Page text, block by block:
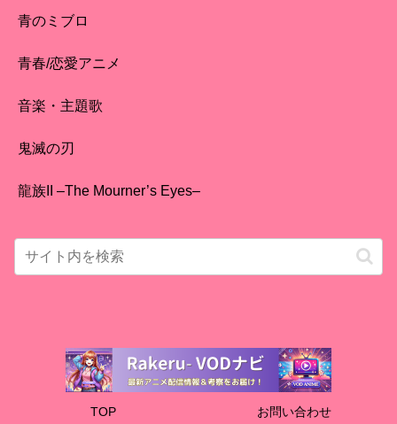
青のミブロ
青春/恋愛アニメ
音楽・主題歌
鬼滅の刃
龍族II –The Mourner’s Eyes–
TOP お問い合わせ